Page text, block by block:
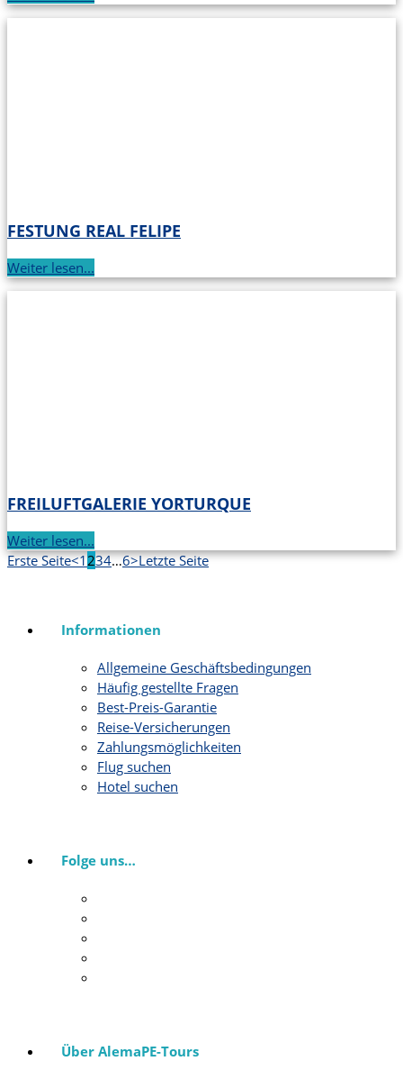
FESTUNG REAL FELIPE
Weiter lesen...
FREILUFTGALERIE YORTURQUE
Weiter lesen...
Erste Seite<1234…6>Letzte Seite
Informationen
Allgemeine Geschäftsbedingungen
Häufig gestellte Fragen
Best-Preis-Garantie
Reise-Versicherungen
Zahlungsmöglichkeiten
Flug suchen
Hotel suchen
Folge uns…
Über AlemaPE-Tours